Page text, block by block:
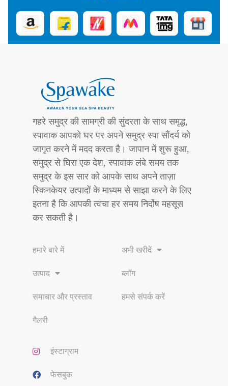
गहरे समुद्र की सामग्री की सुंदरता के साथ समृद्ध,
स्पावाक आपको घर पर अपने समुद्र स्पा सौंदर्य को
जागृत करने में मदद करता है। जापान में शुरू हुआ,
समुद्र से घिरा एक देश, स्पावाक लंबे समय तक
समुद्र के इस सार को आपके साथ अपने ताज़ा
स्किनकेयर उत्पादों के माध्यम से साझा करने के लिए
इतना है कि आपकी त्वचा हर समय निर्दोष महसूस
कर सकती है।
हमारे बारे में
उत्पाद
समाचार और प्रस्ताव
गैलरी
अभी खरीदें
ब्लॉग
हमसे संपर्क करें
इंस्टाग्राम
फेसबुक